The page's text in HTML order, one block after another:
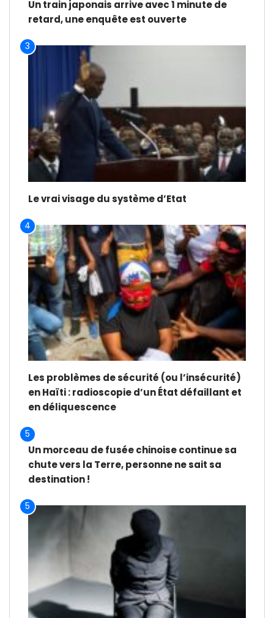
Un train japonais arrive avec 1 minute de
retard, une enquête est ouverte
3
Le vrai visage du système d’Etat
4
Les problèmes de sécurité (ou l’insécurité)
en Haïti : radioscopie d’un État défaillant et
en déliquescence
5
Un morceau de fusée chinoise continue sa
chute vers la Terre, personne ne sait sa
destination !
5